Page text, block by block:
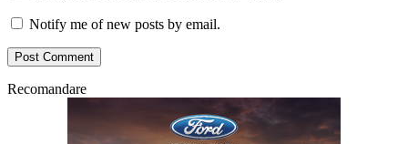
Notify me of new posts by email.
Recomandare